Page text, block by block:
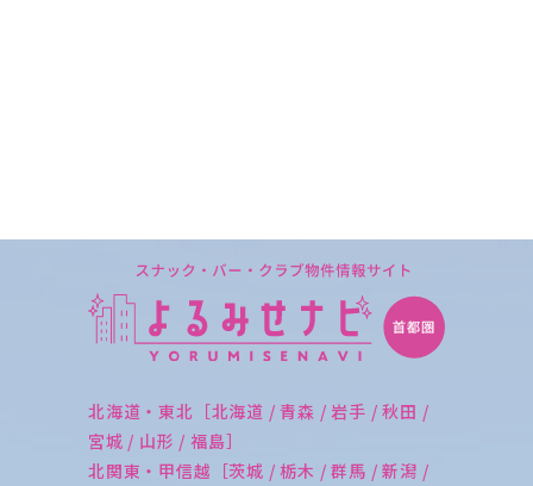
北海道・東北［北海道 / 青森 / 岩手 / 秋田 /
宮城 / 山形 / 福島］
北関東・甲信越［茨城 / 栃木 / 群馬 / 新潟 /